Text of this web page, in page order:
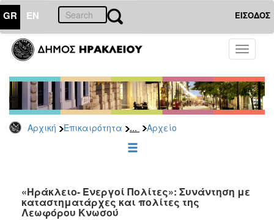
GR EN ΕΙΣΟΔΟΣ
Toggle
Αρχική Επικαιρότητα ... Αρχείο
ΕΠΙΚΑΙΡΟΤΗΤΑ
Παρατάξεις
Αρχείο
ΕΠΙΣΚΕΠΤΗΣ
ΗΡΑΚΛΕΙΟ
«Ηράκλειο- Ενεργοί Πολίτες»: Συνάντηση με
καταστηματάρχες και πολίτες της
Λεωφόρου Κνωσού